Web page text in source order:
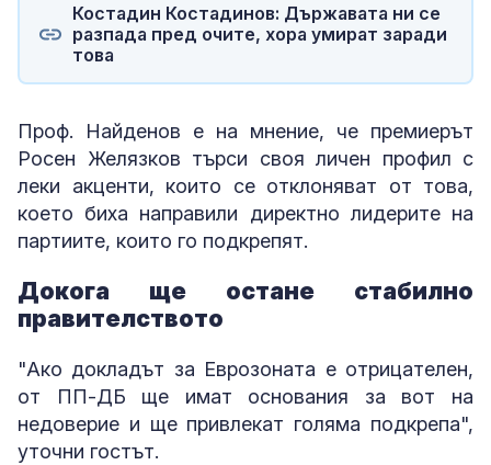
Костадин Костадинов: Държавата ни се
разпада пред очите, хора умират заради
това
Проф. Найденов е на мнение, че премиерът
Росен Желязков търси своя личен профил с
леки акценти, които се отклоняват от това,
което биха направили директно лидерите на
партиите, които го подкрепят.
Докога ще остане стабилно
правителството
"Ако докладът за Еврозоната е отрицателен,
от ПП-ДБ ще имат основания за вот на
недоверие и ще привлекат голяма подкрепа",
уточни гостът.